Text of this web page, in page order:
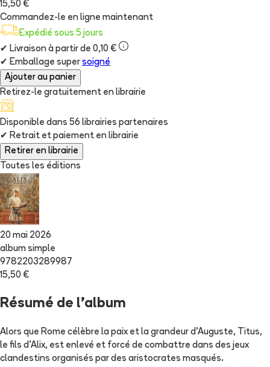
15,50 €
Commandez-le en ligne maintenant
Expédié sous 5 jours
✔ Livraison à partir de 0,10 €
✔ Emballage super soigné
Ajouter au panier
Retirez-le gratuitement en librairie
Disponible dans 56 librairies partenaires
✔ Retrait et paiement en librairie
Retirer en librairie
Toutes les éditions
20 mai 2026
album simple
9782203289987
15,50 €
Résumé de l'album
Alors que Rome célèbre la paix et la grandeur d'Auguste, Titus,
le fils d'Alix, est enlevé et forcé de combattre dans des jeux
clandestins organisés par des aristocrates masqués.